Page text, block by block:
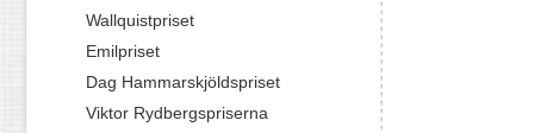
Wallquistpriset
Emilpriset
Dag Hammarskjöldspriset
Viktor Rydbergspriserna